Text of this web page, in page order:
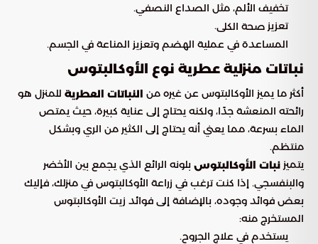
تخفيف الألم، مثل الصداع النصفي.
تعزيز صحة الكلى.
المساعدة في عملية الهضم وتعزيز المناعة في الجسم.
نباتات منزلية عطرية نوع الأوكالبتوس
أكثر ما يميز الأوكالبتوس عن غيره من النباتات العطرية للمنزل هو
رائحته المنعشة جدًا، ولكنه يحتاج إلى عناية كبيرة، حيث يمتص
الماء بسرعة، مما يعني أنه يحتاج إلى الكثير من الري وبشكل
منتظم.
يتميز نبات الأوكالبتوس بلونه الرائع الذي يجمع بين الأخضر
والبنفسجي. إذا كنت ترغب في زراعة الأوكالبتوس في منزلك، فإليك
بعض فوائد وجوده، بالإضافة إلى فوائد زيت الأوكالبتوس
المستخرج منه:
يستخدم في علاج الجروح.